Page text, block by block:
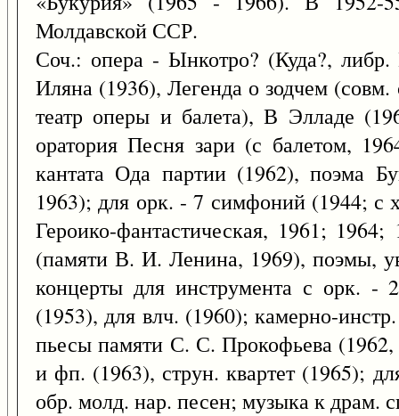
Молдавской ССР.
Соч.: опера - Ынкотро? (Куда?,
Иляна (1936), Легенда о зодчем
театр оперы и балета), В Элладе
оратория Песня зари (с балетом,
кантата Ода партии (1962), поэма
1963); для орк. - 7 симфоний (1944; с
Героико-фантастическая, 1961;
(памяти В. И. Ленина, 1969), поэмы,
концерты для инструмента с орк.
(1953), для влч. (1960); камерно-
пьесы памяти С. С. Прокофьева
и фп. (1963), струн. квартет (1965);
обр. молд. нар. песен; музыка к драм.